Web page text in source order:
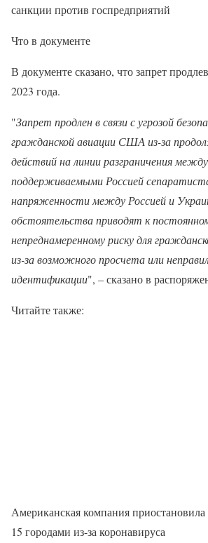
санкции против госпредприятий
Что в документе
В документе сказано, что запрет
2023 года.
"Запрет продлен в связи с угрозой
гражданской авиации США из-за
действий на линии разграничения
поддерживаемыми Россией
напряженности между Россией и
обстоятельства приводят к
непреднамеренному риску для
из-за возможного просчета или
идентификации", – сказано в
Читайте также:
Американская компания
15 городами из-за коронавируса